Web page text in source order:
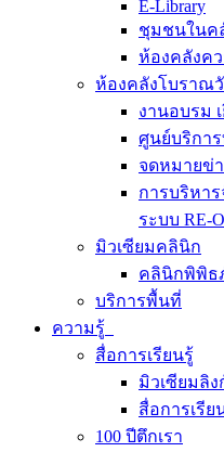
E-Library
ชุมชนในค
ห้องคลังค
ห้องคลังโบราณ
งานอบรม
ศูนย์บริกา
จดหมายข่
การบริหา
ระบบ RE-
มิวเซียมคลินิก
คลินิกพิพิ
บริการพื้นที่
ความรู้
สื่อการเรียนรู้
มิวเซียมลิง
สื่อการเรีย
100 ปีตึกเรา